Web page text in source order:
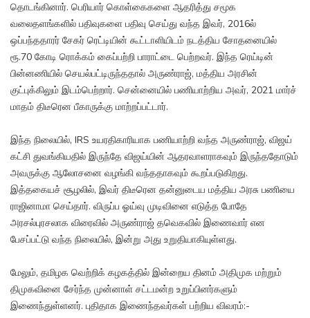
தொடங்கினார். பெரியார் கொள்கைகளை ஆதரித்து சமூக
வலைதளங்களில் பதிவுகளை பதிவு செய்து வந்த இவர், 2016ல்
ஒப்பந்ததாரர் சேகர் ரெட்டியின் கூட்டாளியிடம் நடத்திய சோதனையில்
ரூ.70 கோடி ரொக்கம் கைப்பற்றி பாராட்டை பெற்றவர். இந்த ரெய்டின்
பின்னணியில் செயல்பட்டிருந்ததால் அருண்ராஜ், மத்திய அரசின்
குட்புக்கிலும் இடம்பெற்றார். சென்னையில் பணியாற்றிய அவர், 2021 மார்ச்
மாதம் திடீரென பீகாருக்கு மாற்றப்பட்டார்.
இந்த நிலையில், IRS உயரதிகாரியாக பணியாற்றி வந்த அருண்ராஜ், விஜய்
கட்சி துவங்கியதில் இருந்தே விஜய்யின் ஆதரவாளராகவும் இருந்ததோடும்
அவருக்கு ஆலோசனை வழங்கி வந்ததாகவும் கூறப்படுகிறது.
இத்தகையச் சூழலில், இவர் திடீரென தன்னுடைய மத்திய அரசு பணியை
ராஜினாமா செய்தார். விருப்ப ஓய்வு முடிவினை எடுத்த போதே
அரசல்புரசலாக விரைவில் அருண்ராஜ் தவெகவில் இணைவார் என
பேசப்பட்டு வந்த நிலையில், இன்று அது உறுதியாகியுள்ளது.
மேலும், தமிழக வெற்றிக் கழகத்தில் இன்றைய தினம் அதிமுக மற்றும்
திமுகவினை சேர்ந்த முன்னாள் சட்டமன்ற உறுப்பினர்களும்
இணைந்துள்ளனர். புதிதாக இணைந்தவர்கள் பற்றிய விவரம்:-